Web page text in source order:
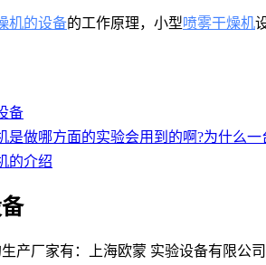
机的设备的工作原理，小型喷雾干燥机
备
是做哪方面的实验会用到的啊?为什么一
的介绍
产厂家有：上海欧蒙 实验设备有限公